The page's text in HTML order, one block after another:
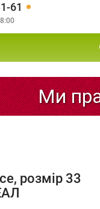
61
Ми
розмір 33